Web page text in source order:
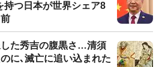
持つ日本が世界シェア8
した秀吉の腹黒さ…清須
に､滅亡に追い込まれた